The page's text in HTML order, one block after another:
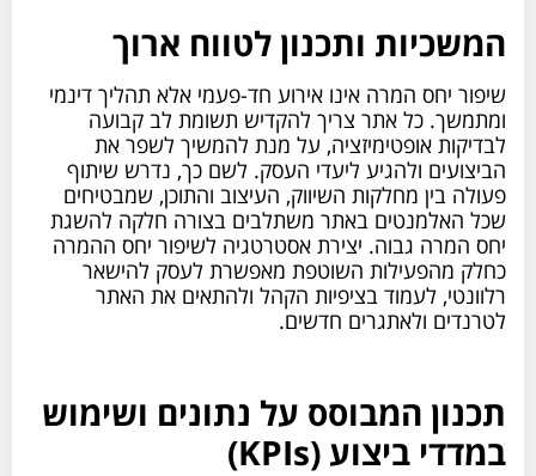
המשכיות ותכנון לטווח ארוך
שיפור יחס המרה אינו אירוע חד-פעמי אלא תהליך דינמי
ומתמשך. כל אתר צריך להקדיש תשומת לב קבועה
לבדיקות אופטימיזציה, על מנת להמשיך לשפר את
הביצועים ולהגיע ליעדי העסק. לשם כך, נדרש שיתוף
פעולה בין מחלקות השיווק, העיצוב והתוכן, שמבטיחים
שכל האלמנטים באתר משתלבים בצורה חלקה להשגת
יחס המרה גבוה. יצירת אסטרטגיה לשיפור יחס ההמרה
כחלק מהפעילות השוטפת מאפשרת לעסק להישאר
רלוונטי, לעמוד בציפיות הקהל ולהתאים את האתר
לטרנדים ולאתגרים חדשים.
תכנון המבוסס על נתונים ושימוש
במדדי ביצוע (KPIs)